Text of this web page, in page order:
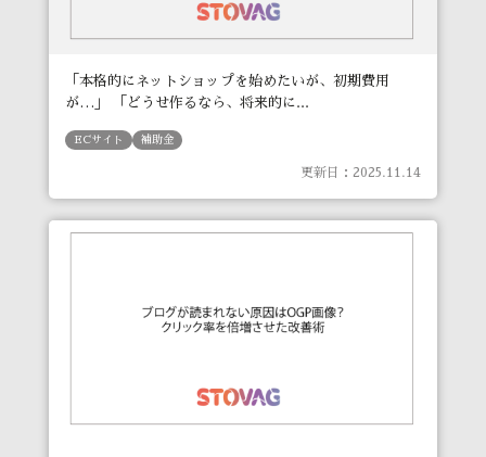
「本格的にネットショップを始めたいが、初期費用
が…」 「どうせ作るなら、将来的に...
ECサイト 補助金
更新日：2025.11.14